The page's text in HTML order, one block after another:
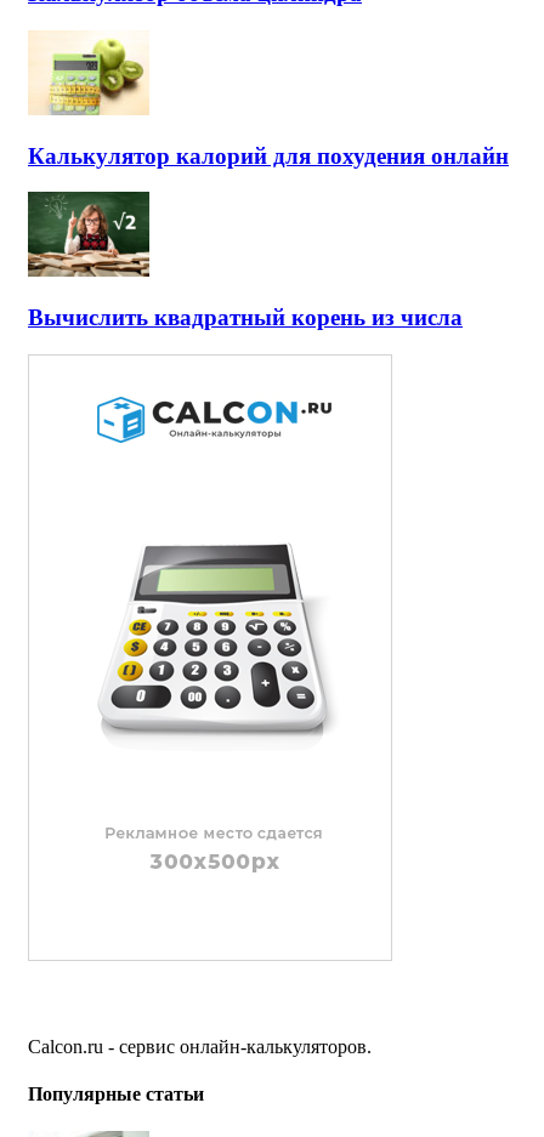
Калькулятор калорий для похудения онлайн
Вычислить квадратный корень из числа
Calcon.ru - сервис онлайн-калькуляторов.
Популярные статьи